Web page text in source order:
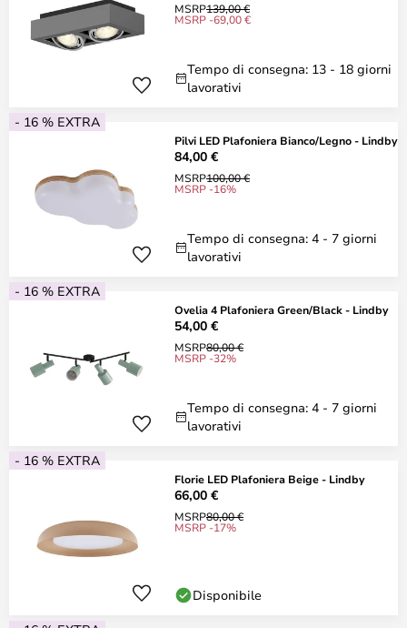
MSRP139,00 €
MSRP -69,00 €
Tempo di consegna: 13 - 18 giorni
lavorativi
- 16 % EXTRA
Pilvi LED Plafoniera Bianco/Legno - Lindby
84,00 €
MSRP100,00 €
MSRP -16%
Tempo di consegna: 4 - 7 giorni
lavorativi
- 16 % EXTRA
Ovelia 4 Plafoniera Green/Black - Lindby
54,00 €
MSRP80,00 €
MSRP -32%
Tempo di consegna: 4 - 7 giorni
lavorativi
- 16 % EXTRA
Florie LED Plafoniera Beige - Lindby
66,00 €
MSRP80,00 €
MSRP -17%
Disponibile